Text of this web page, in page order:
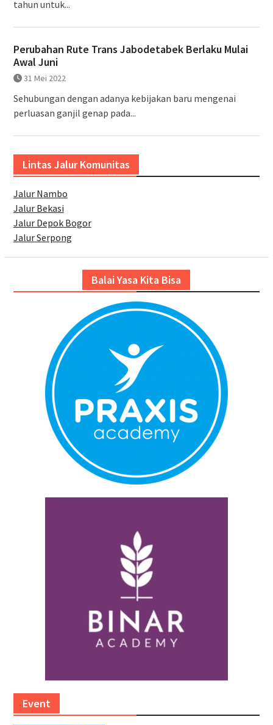
tahun untuk...
Perubahan Rute Trans Jabodetabek Berlaku Mulai
Awal Juni
31 Mei 2022
Sehubungan dengan adanya kebijakan baru mengenai
perluasan ganjil genap pada...
Lintas Jalur Komunitas
Jalur Nambo
Jalur Bekasi
Jalur Depok Bogor
Jalur Serpong
Balai Yasa Kita Bisa
Event